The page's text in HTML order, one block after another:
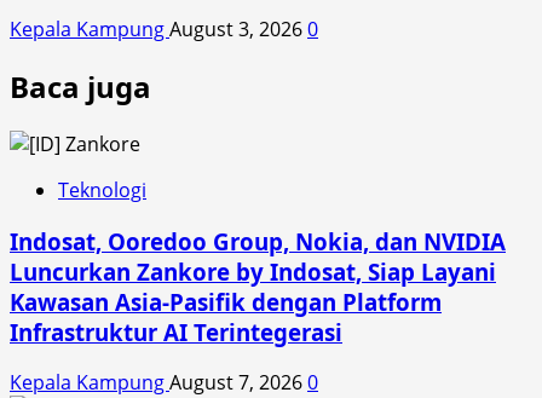
Kepala KampungAugust 3, 20260
Baca juga
Teknologi
Indosat, Ooredoo Group, Nokia, dan NVIDIA
Luncurkan Zankore by Indosat, Siap Layani
Kawasan Asia-Pasifik dengan Platform
Infrastruktur AI Terintegerasi
Kepala KampungAugust 7, 20260